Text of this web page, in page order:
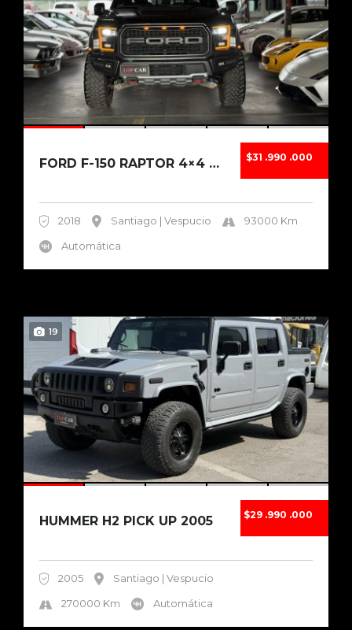
$31 .990 .000
FORD F-150 RAPTOR 4×4 3.5 ECOBOOST 2018
2018 Santiago | Vespucio
93000 Km
Automática
19
$29 .990 .000
HUMMER H2 PICK UP 2005
2005
Santiago | Vespucio
270000 Km
Automática